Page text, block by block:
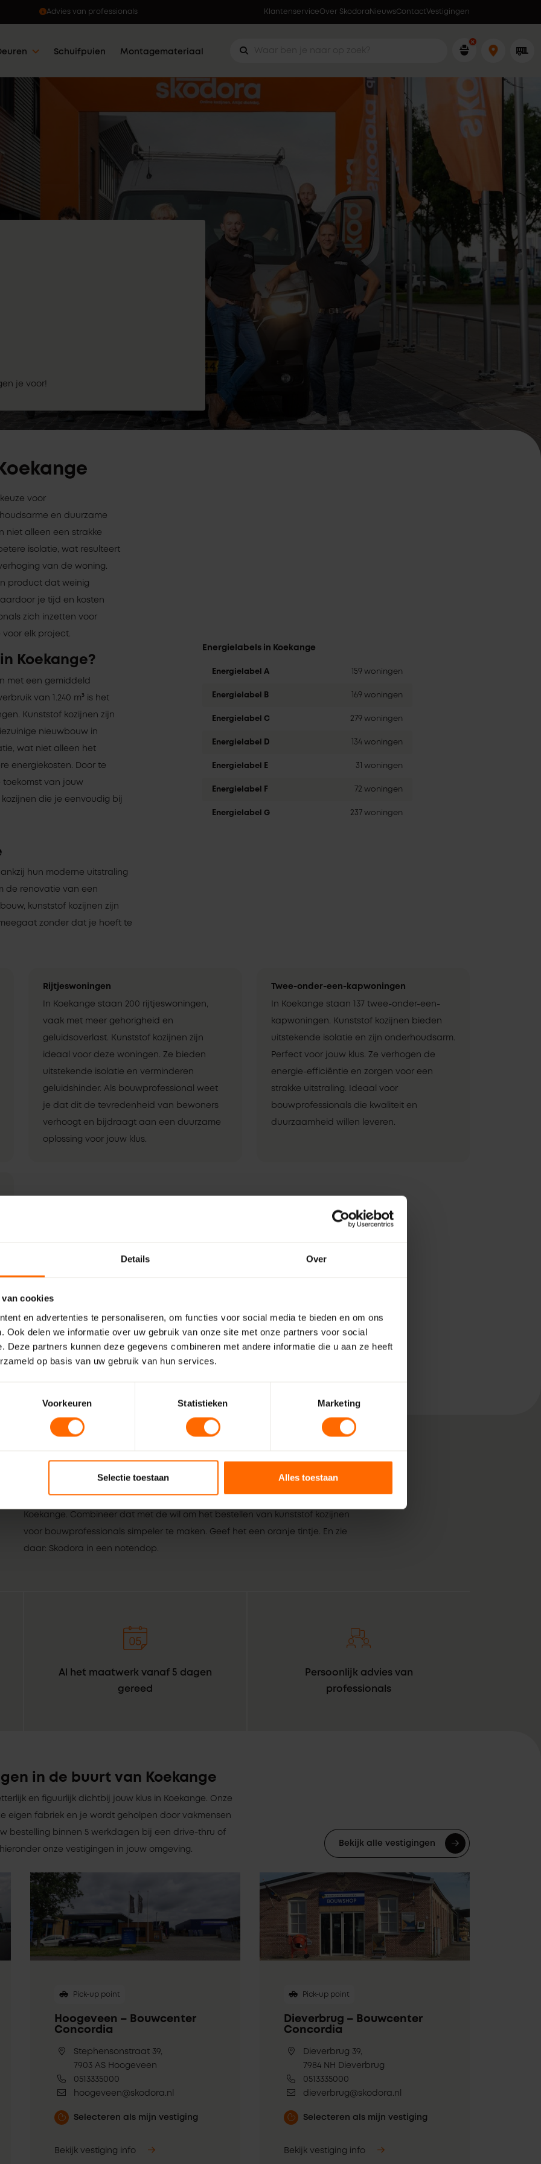
Details Over
van cookies
en advertenties te personaliseren, om functies voor social media te bieden en om ons
Ook delen we informatie over uw gebruik van onze site met onze partners voor social
Deze partners kunnen deze gegevens combineren met andere informatie die u aan ze heeft
op basis van uw gebruik van hun services.
Voorkeuren Statistieken Marketing
Selectie toestaan Alles toestaan
Ophalen wanneer jou dat uitkomt Lokaal geproduceerd in eigen fabriek
KlantenserviceOver Skodora NieuwsContactVestigingen
Schuifpuien Montagemateriaal
je voor!
voor
en duurzame
niet alleen een strakke
isolatie, wat resulteert
van de woning.
product dat weinig
je tijd en kosten
zich inzetten voor
voor elk project.
Koekange?
met een gemiddeld
van 1.240 m³ is het
Kunststof kozijnen zijn
nieuwbouw in
wat niet alleen het
energiekosten. Door te
toekomst van jouw
die je eenvoudig bij
Energielabels in Koekange
Energielabel A 159 woningen
Energielabel B 169 woningen
Energielabel C 279 woningen
Energielabel D 134 woningen
Energielabel E 31 woningen
Energielabel F 72 woningen
Energielabel G 237 woningen
hun moderne uitstraling
de renovatie van een
kunststof kozijnen zijn
zonder dat je hoeft te
Rijtjeswoningen
In Koekange staan 200 rijtjeswoningen,
vaak met meer gehorigheid en
geluidsoverlast. Kunststof kozijnen zijn
ideaal voor deze woningen. Ze bieden
uitstekende isolatie en verminderen
geluidshinder. Als bouwprofessional weet
je dat dit de tevredenheid van bewoners
verhoogt en bijdraagt aan een duurzame
oplossing voor jouw klus.
Twee-onder-een-kapwoningen
In Koekange staan 137 twee-onder-een-
kapwoningen. Kunststof kozijnen bieden
uitstekende isolatie en zijn onderhoudsarm.
Perfect voor jouw klus. Ze verhogen de
energie-efficiëntie en zorgen voor een
strakke uitstraling. Ideaal voor
bouwprofessionals die kwaliteit en
duurzaamheid willen leveren.
Wij zijn Skodora. Een gepassioneerd, lokaal familiebedrijf, bestaande uit pure
Koekange. Combineer dat met de wil om het bestellen van kunststof kozijnen
voor bouwprofessionals simpeler te maken. Geef het een oranje tintje. En zie
daar: Skodora in een notendop.
Al het maatwerk vanaf 5 dagen
gereed
Persoonlijk advies van
professionals
in de buurt van Koekange
en figuurlijk dichtbij jouw klus in Koekange. Onze
eigen fabriek en je wordt geholpen door vakmensen
bestelling binnen 5 werkdagen bij een drive-thru of
onze vestigingen in jouw omgeving.
Bekijk alle vestigingen
Pick-up point
Hoogeveen – Bouwcenter
Concordia
Stephensonstraat 39,
7903 AS Hoogeveen
0513335000
hoogeveen@skodora.nl
Selecteren als mijn vestiging
Bekijk vestiging info
Pick-up point
Dieverbrug – Bouwcenter
Concordia
Dieverbrug 39,
7984 NH Dieverbrug
0513335000
dieverbrug@skodora.nl
Selecteren als mijn vestiging
Bekijk vestiging info